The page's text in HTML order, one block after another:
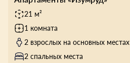
21 м²
1 комната
2 взрослых на основных местах
2 спальных места